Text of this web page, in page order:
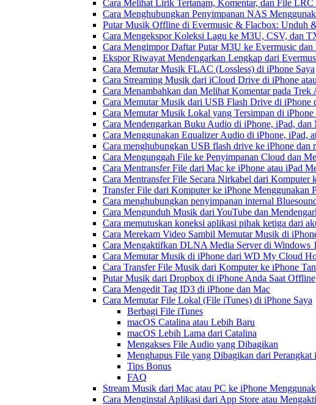
Cara Melihat Lirik Tertanam, Komentar, dan File
Cara Menghubungkan Penyimpanan NAS
Putar Musik Offline di Evermusic & Flacbox: Unduh
Cara Mengekspor Koleksi Lagu ke M3U, CSV, dan
Cara Mengimpor Daftar Putar M3U ke Evermusic dan
Ekspor Riwayat Mendengarkan Lengkap dari
Cara Memutar Musik FLAC (Lossless) di iPhone Saya
Cara Streaming Musik dari iCloud Drive di iPhone
Cara Menambahkan dan Melihat Komentar pada
Cara Memutar Musik dari USB Flash Drive di iPhone
Cara Memutar Musik Lokal yang Tersimpan di iPhone
Cara Mendengarkan Buku Audio di iPhone, iPad,
Cara Menggunakan Equalizer Audio di iPhone, iPad,
Cara menghubungkan USB flash drive ke iPhone dan
Cara Mengunggah File ke Penyimpanan Cloud dan
Cara Mentransfer File dari Mac ke iPhone atau iPad
Cara Mentransfer File Secara Nirkabel dari
Transfer File dari Komputer ke iPhone Menggunakan
Cara menghubungkan penyimpanan internal
Cara Mengunduh Musik dari YouTube dan
Cara memutuskan koneksi aplikasi pihak ketiga dari
Cara Merekam Video Sambil Memutar Musik di
Cara Mengaktifkan DLNA Media Server di Windows
Cara Memutar Musik di iPhone dari WD My Cloud
Cara Transfer File Musik dari Komputer ke iPhone
Putar Musik dari Dropbox di iPhone Anda Saat Offline
Cara Mengedit Tag ID3 di iPhone dan Mac
Cara Memutar File Lokal (File iTunes) di iPhone Saya
Berbagi File iTunes
macOS Catalina atau Lebih Baru
macOS Lebih Lama dari Catalina
Mengakses File Audio yang Dibagikan
Menghapus File yang Dibagikan dari Perangkat
Tips Bonus
FAQ
Stream Musik dari Mac atau PC ke iPhone
Cara Menginstal Aplikasi dari App Store atau